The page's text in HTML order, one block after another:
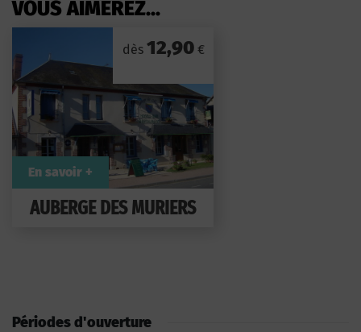
VOUS AIMEREZ...
AUBERGE DES MURIERS
dès 12,90€
En savoir +
Périodes d'ouverture